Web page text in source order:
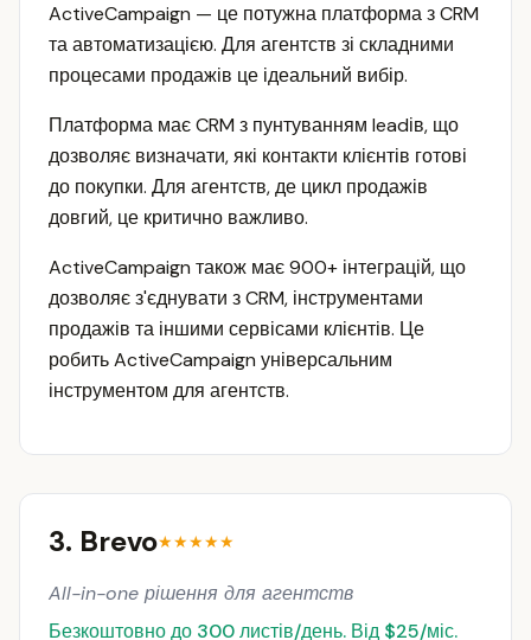
ActiveCampaign — це потужна платформа з CRM
та автоматизацією. Для агентств зі складними
процесами продажів це ідеальний вибір.
Платформа має CRM з пунтуванням leadів, що
дозволяє визначати, які контакти клієнтів готові
до покупки. Для агентств, де цикл продажів
довгий, це критично важливо.
ActiveCampaign також має 900+ інтеграцій, що
дозволяє з'єднувати з CRM, інструментами
продажів та іншими сервісами клієнтів. Це
робить ActiveCampaign універсальним
інструментом для агентств.
3. Brevo★★★★★
All-in-one рішення для агентств
Безкоштовно до 300 листів/день. Від $25/міс.